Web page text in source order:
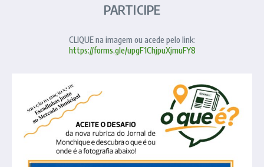
PARTICIPE
CLIQUE na imagem ou acede pelo link:
https://forms.gle/upgF1ChjpuXjmuFY8